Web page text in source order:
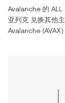
Avalanche 的 ALL
亚列克 兑换其他
Avalanche (AVAX)